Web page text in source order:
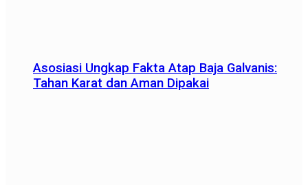
Asosiasi Ungkap Fakta Atap Baja Galvanis:
Tahan Karat dan Aman Dipakai